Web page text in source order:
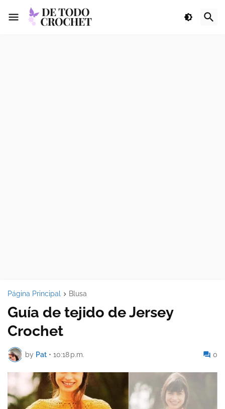
Página Principal Blusa
Guía de tejido de Jersey
Crochet
by Pat • 10:18 p.m. 0